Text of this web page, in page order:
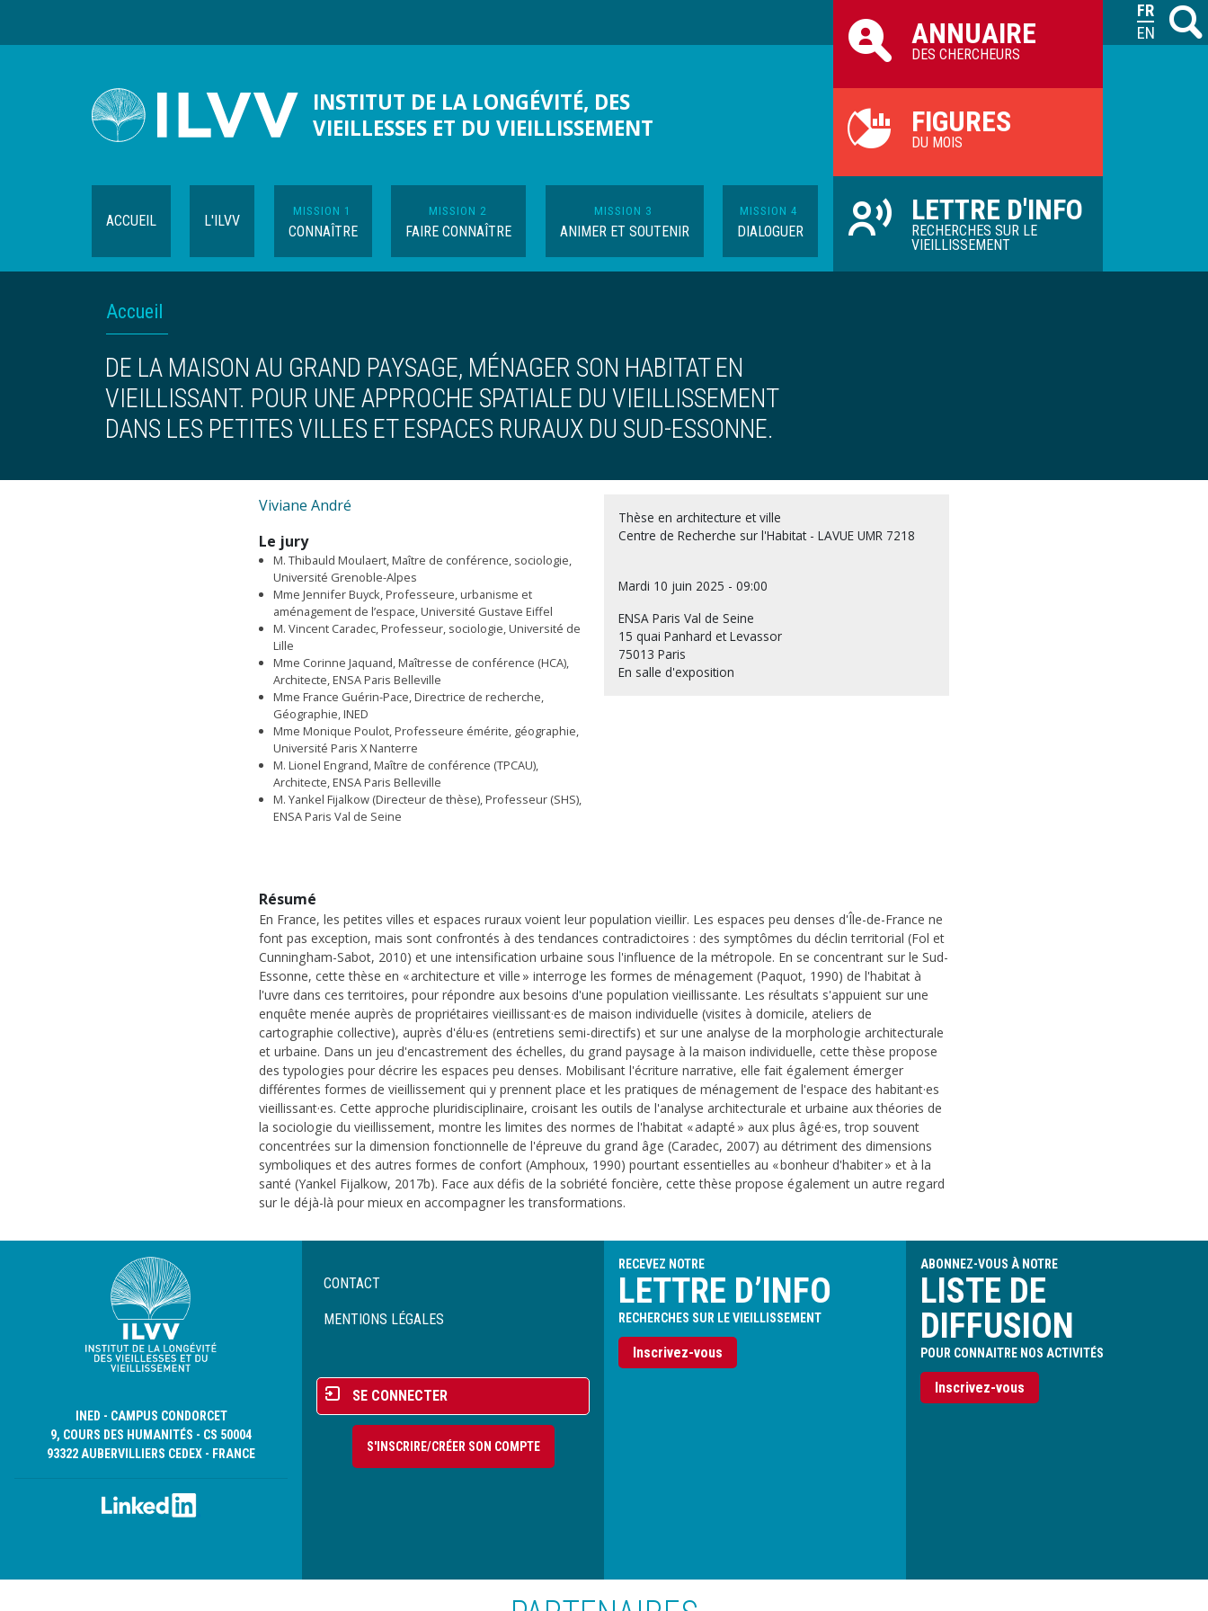
M
INSTITUT DE LA LONGÉVITÉ, DES
VIEILLESSES ET DU VIEILLISSEMENT
ACCUEIL L'ILVV
MISSION 1
CONNAÎTRE
MISSION 2
FAIRE CONNAÎTRE
MISSION 3
ANIMER ET SOUTENIR
MISSION 4
DIALOGUER
ILVV
ANNUAIRE
DES CHERCHEURS
FIGURES
DU MOIS
LETTRE D'INFO
RECHERCHES SUR LE
VIEILLISSEMENT
FIL
D'ARIANE
Accueil
DE LA MAISON AU GRAND PAYSAGE, MÉNAGER SON HABITAT EN
VIEILLISSANT. POUR UNE APPROCHE SPATIALE DU VIEILLISSEMENT
DANS LES PETITES VILLES ET ESPACES RURAUX DU SUD-ESSONNE.
Viviane André
Le jury
M. Thibauld Moulaert, Maître de conférence, sociologie,
Université Grenoble-Alpes
Mme Jennifer Buyck, Professeure, urbanisme et
aménagement de l’espace, Université Gustave Eiffel
M. Vincent Caradec, Professeur, sociologie, Université de
Lille
Mme Corinne Jaquand, Maîtresse de conférence (HCA),
Architecte, ENSA Paris Belleville
Mme France Guérin-Pace, Directrice de recherche,
Géographie, INED
Mme Monique Poulot, Professeure émérite, géographie,
Université Paris X Nanterre
M. Lionel Engrand, Maître de conférence (TPCAU),
Architecte, ENSA Paris Belleville
M. Yankel Fijalkow (Directeur de thèse), Professeur (SHS),
ENSA Paris Val de Seine
Thèse en architecture et ville
Centre de Recherche sur l'Habitat - LAVUE UMR 7218
Mardi 10 juin 2025 - 09:00
ENSA Paris Val de Seine
15 quai Panhard et Levassor
75013 Paris
En salle d'exposition
Résumé
En France, les petites villes et espaces ruraux voient leur population vieillir. Les espaces peu denses d'Île-de-France ne
font pas exception, mais sont confrontés à des tendances contradictoires : des symptômes du déclin territorial (Fol et
Cunningham-Sabot, 2010) et une intensification urbaine sous l'influence de la métropole. En se concentrant sur le Sud-
Essonne, cette thèse en « architecture et ville » interroge les formes de ménagement (Paquot, 1990) de l'habitat à
l'uvre dans ces territoires, pour répondre aux besoins d'une population vieillissante. Les résultats s'appuient sur une
enquête menée auprès de propriétaires vieillissant·es de maison individuelle (visites à domicile, ateliers de
cartographie collective), auprès d'élu·es (entretiens semi-directifs) et sur une analyse de la morphologie architecturale
et urbaine. Dans un jeu d'encastrement des échelles, du grand paysage à la maison individuelle, cette thèse propose
des typologies pour décrire les espaces peu denses. Mobilisant l'écriture narrative, elle fait également émerger
différentes formes de vieillissement qui y prennent place et les pratiques de ménagement de l'espace des habitant·es
vieillissant·es. Cette approche pluridisciplinaire, croisant les outils de l'analyse architecturale et urbaine aux théories de
la sociologie du vieillissement, montre les limites des normes de l'habitat « adapté » aux plus âgé·es, trop souvent
concentrées sur la dimension fonctionnelle de l'épreuve du grand âge (Caradec, 2007) au détriment des dimensions
symboliques et des autres formes de confort (Amphoux, 1990) pourtant essentielles au « bonheur d'habiter » et à la
santé (Yankel Fijalkow, 2017b). Face aux défis de la sobriété foncière, cette thèse propose également un autre regard
sur le déjà-là pour mieux en accompagner les transformations.
INED - CAMPUS CONDORCET
9, COURS DES HUMANITÉS - CS 50004
93322 AUBERVILLIERS CEDEX - FRANCE
Menu
de
CONTACT
MENTIONS LÉGALES
Menu
du
compte
l'utilisateur
SE CONNECTER
S'INSCRIRE/CRÉER SON COMPTE
RECEVEZ NOTRE
LETTRE D’INFO
RECHERCHES SUR LE VIEILLISSEMENT
Inscrivez-vous
ABONNEZ-VOUS À NOTRE
LISTE DE
DIFFUSION
POUR CONNAITRE NOS ACTIVITÉS
Inscrivez-vous
FRANÇAIS
ENGLISH